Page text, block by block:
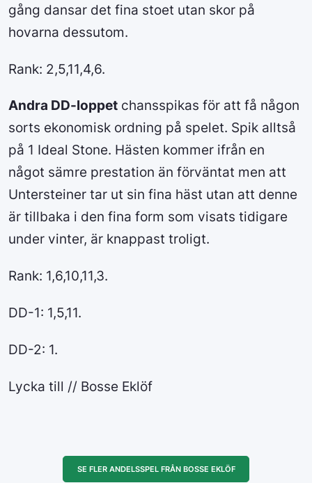
gång dansar det fina stoet utan skor på
hovarna dessutom.
Rank: 2,5,11,4,6.
Andra DD-loppet chansspikas för att få någon
sorts ekonomisk ordning på spelet. Spik alltså
på 1 Ideal Stone. Hästen kommer ifrån en
något sämre prestation än förväntat men att
Untersteiner tar ut sin fina häst utan att denne
är tillbaka i den fina form som visats tidigare
under vinter, är knappast troligt.
Rank: 1,6,10,11,3.
DD-1: 1,5,11.
DD-2: 1.
Lycka till // Bosse Eklöf
SE FLER ANDELSSPEL FRÅN BOSSE EKLÖF